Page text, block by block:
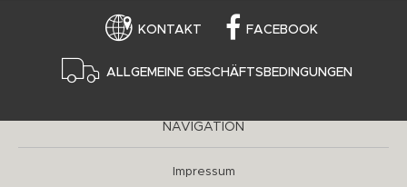
KONTAKT FACEBOOK
ALLGEMEINE GESCHÄFTSBEDINGUNGEN
NAVIGATION
Impressum